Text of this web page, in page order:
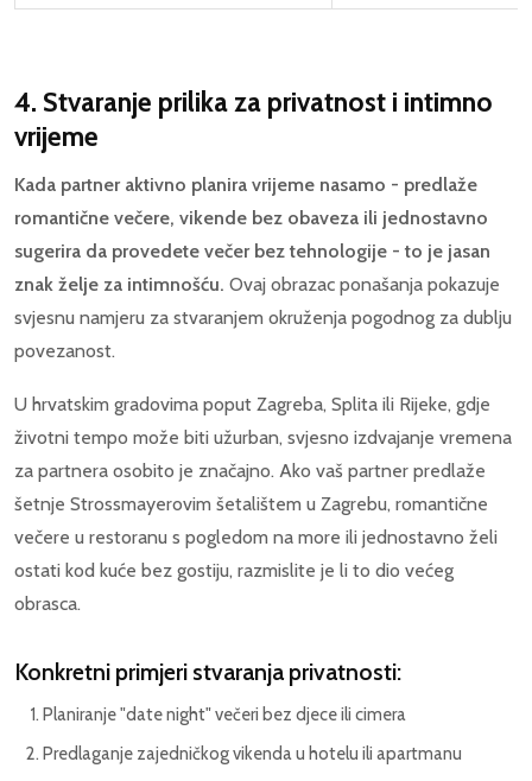
4. Stvaranje prilika za privatnost i intimno
vrijeme
Kada partner aktivno planira vrijeme nasamo - predlaže
romantične večere, vikende bez obaveza ili jednostavno
sugerira da provedete večer bez tehnologije - to je jasan
znak želje za intimnošću. Ovaj obrazac ponašanja pokazuje
svjesnu namjeru za stvaranjem okruženja pogodnog za dublju
povezanost.
U hrvatskim gradovima poput Zagreba, Splita ili Rijeke, gdje
životni tempo može biti užurban, svjesno izdvajanje vremena
za partnera osobito je značajno. Ako vaš partner predlaže
šetnje Strossmayerovim šetalištem u Zagrebu, romantične
večere u restoranu s pogledom na more ili jednostavno želi
ostati kod kuće bez gostiju, razmislite je li to dio većeg
obrasca.
Konkretni primjeri stvaranja privatnosti:
Planiranje "date night" večeri bez djece ili cimera
Predlaganje zajedničkog vikenda u hotelu ili apartmanu